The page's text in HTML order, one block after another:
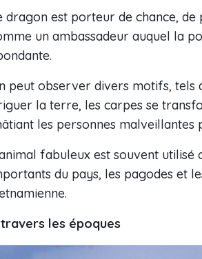
dragon est porteur de chance, de
un ambassadeur auquel la
peut observer divers motifs, tels
la terre, les carpes se
les personnes
fabuleux est souvent
du pays, les pagodes et
les époques